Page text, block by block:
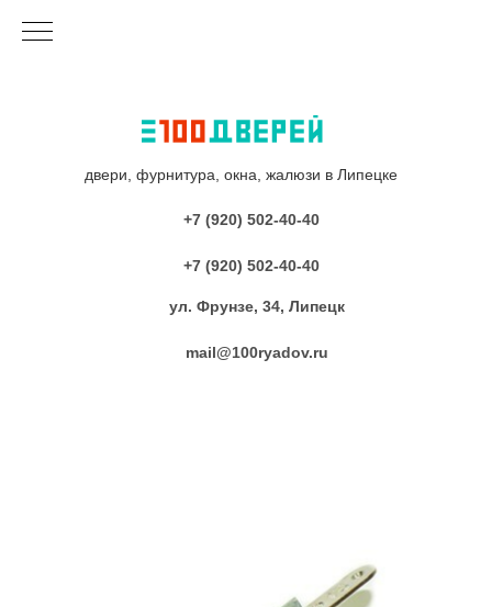
двери, фурнитура, окна, жалюзи в Липецке
+7 (920) 502-40-40
+7 (920) 502-40-40
ул. Фрунзе, 34, Липецк
mail@100ryadov.ru